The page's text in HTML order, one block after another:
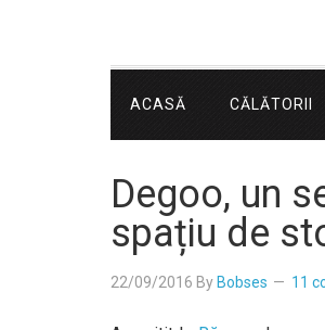
ACASĂ CĂLĂTORII
Degoo, un
spațiu de
22/09/2016 By Bobses 11